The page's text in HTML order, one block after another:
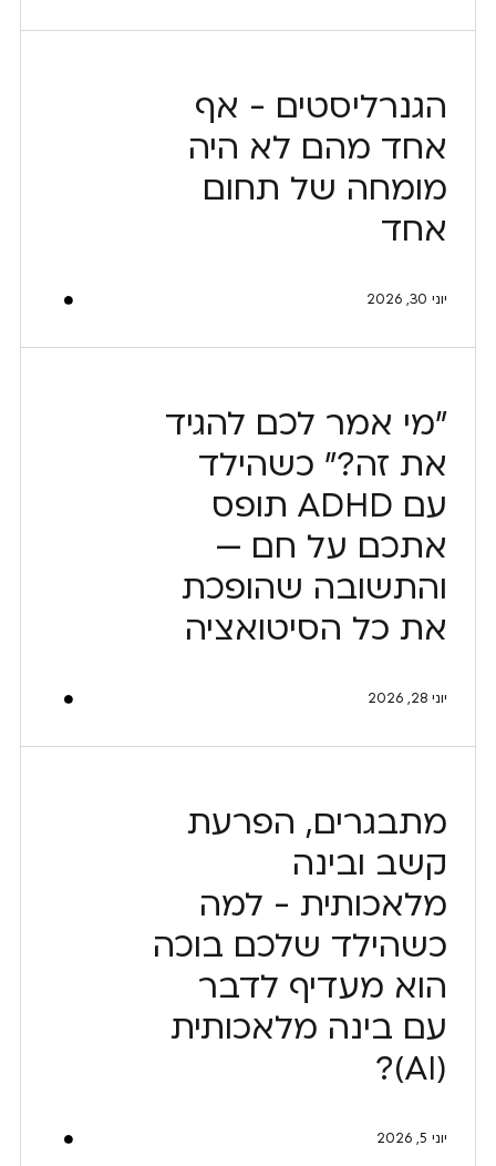
הגנרליסטים - אף
אחד מהם לא היה
מומחה של תחום
אחד
יוני 30, 2026
"מי אמר לכם להגיד
את זה?" כשהילד
עם ADHD תופס
אתכם על חם —
והתשובה שהופכת
את כל הסיטואציה
יוני 28, 2026
מתבגרים, הפרעת
קשב ובינה
מלאכותית - למה
כשהילד שלכם בוכה
הוא מעדיף לדבר
עם בינה מלאכותית
(AI)?
יוני 5, 2026